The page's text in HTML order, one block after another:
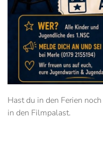
Hast du in den Ferien
in den Filmpalast.